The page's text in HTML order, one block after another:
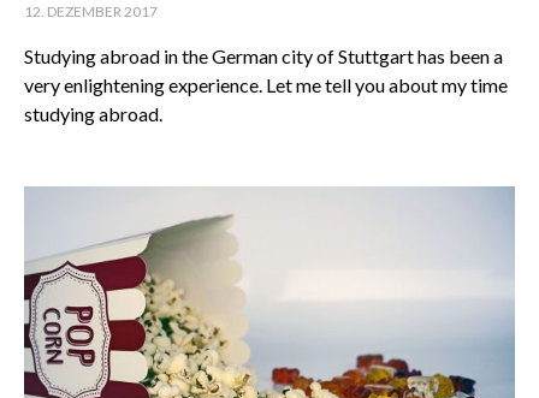
12. DEZEMBER 2017
Studying abroad in the German city of Stuttgart has been a
very enlightening experience. Let me tell you about my time
studying abroad.